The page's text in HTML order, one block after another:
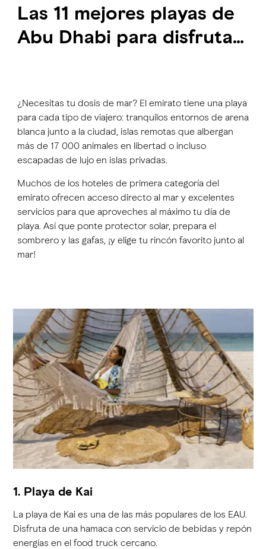
Las 11 mejores playas de
Abu Dhabi para disfrutar
¿Necesitas tu dosis de mar? El emirato tiene una playa
para cada tipo de viajero: tranquilos entornos de arena
blanca junto a la ciudad, islas remotas que albergan
más de 17 000 animales en libertad o incluso
escapadas de lujo en islas privadas.
Muchos de los hoteles de primera categoría del
emirato ofrecen acceso directo al mar y excelentes
servicios para que aproveches al máximo tu día de
playa. Así que ponte protector solar, prepara el
sombrero y las gafas, ¡y elige tu rincón favorito junto al
mar!
1. Playa de Kai
La playa de Kai es una de las más populares de los EAU.
Disfruta de una hamaca con servicio de bebidas y repón
energías en el food truck cercano.